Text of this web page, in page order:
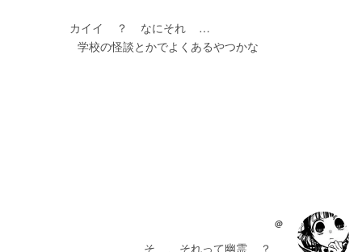
カイイ    ？    なにそれ    …
                    学校の怪談とかでよくあるやつかな
@
    そ    、それって幽霊    ？